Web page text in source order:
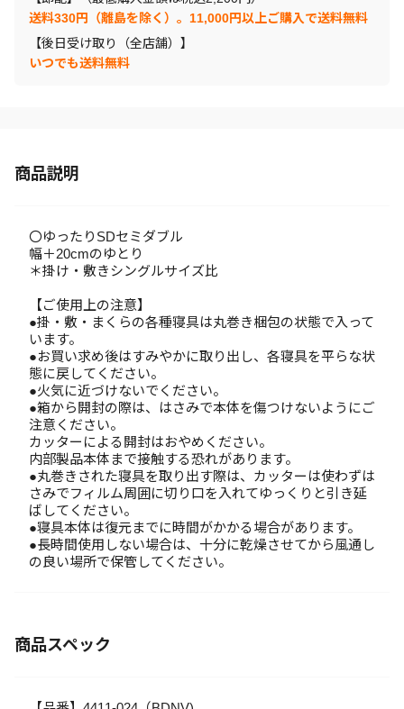
送料330円（離島を除く）。11,000円以上ご購入で送料無料
【後日受け取り（全店舗）】
いつでも送料無料
商品説明
〇ゆったりSDセミダブル
幅＋20cmのゆとり
＊掛け・敷きシングルサイズ比
【ご使用上の注意】
●掛・敷・まくらの各種寝具は丸巻き梱包の状態で入って
います。
●お買い求め後はすみやかに取り出し、各寝具を平らな状
態に戻してください。
●火気に近づけないでください。
●箱から開封の際は、はさみで本体を傷つけないようにご
注意ください。
カッターによる開封はおやめください。
内部製品本体まで接触する恐れがあります。
●丸巻きされた寝具を取り出す際は、カッターは使わずは
さみでフィルム周囲に切り口を入れてゆっくりと引き延
ばしてください。
●寝具本体は復元までに時間がかかる場合があります。
●長時間使用しない場合は、十分に乾燥させてから風通し
の良い場所で保管してください。
商品スペック